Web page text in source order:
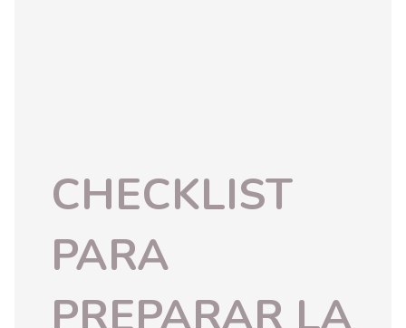
CHECKLIST
PARA
PREPARAR LA